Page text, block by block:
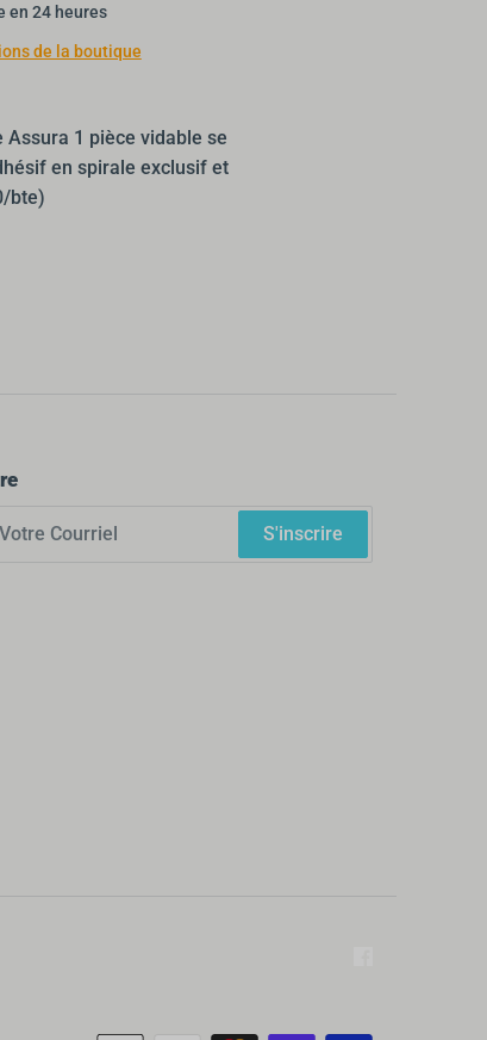
en 24 heures
de la boutique
1 pièce vidable se
en spirale exclusif et
bte)
S'inscrire